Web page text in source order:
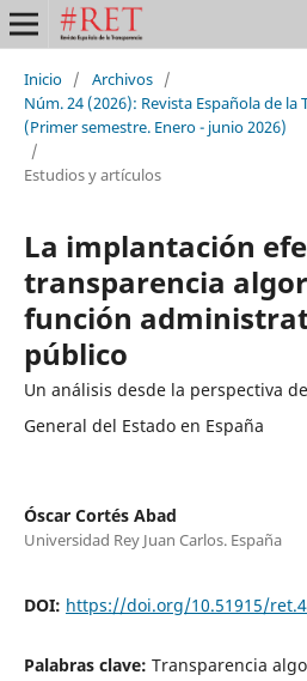
Inicio / Archivos /
Núm. 24 (2026): Revista Española de la
(Primer semestre. Enero - junio 2026)
/
Estudios y artículos
La implantación
transparencia
función
público
Un análisis desde la perspectiva
General del Estado en España
Óscar Cortés Abad
Universidad Rey Juan Carlos. España
DOI: https://doi.org/10.51915/
Palabras clave: Transparencia